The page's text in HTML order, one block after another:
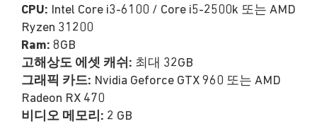
CPU: Intel Core i3-6100 / Core i5-2500k 또는 AMD
Ryzen 31200
Ram: 8GB
고해상도 에셋 캐쉬: 최대 32GB
그래픽 카드: Nvidia Geforce GTX 960 또는 AMD
Radeon RX 470
비디오 메모리: 2 GB